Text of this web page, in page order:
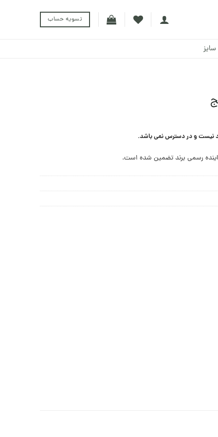
تسویه حساب
نیست و در دسترس نمی باشد.
رسمی برند تضمین شده است.